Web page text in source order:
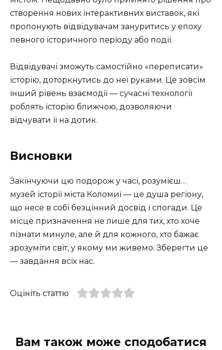
створення нових інтерактивних виставок, які
пропонують відвідувачам зануритись у епоху
певного історичного періоду або події.
Відвідувачі зможуть самостійно «переписати»
історію, доторкнутись до неї руками. Це зовсім
інший рівень взаємодії — сучасні технології
роблять історію ближчою, дозволяючи
відчувати її на дотик.
Висновки
Закінчуючи цю подорож у часі, розумієш…
музей історії міста Коломиї — це душа регіону,
що несе в собі безцінний досвід і спогади. Це
місце призначення не лише для тих, хто хоче
пізнати минуле, але й для кожного, хто бажає
зрозуміти світ, у якому ми живемо. Зберегти це
— завдання всіх нас.
Оцініть статтю
Вам також може сподобатися